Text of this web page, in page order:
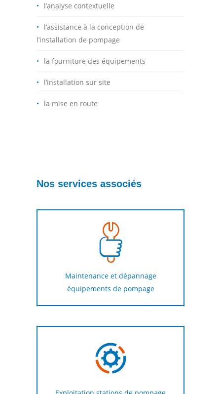
l’analyse contextuelle
l’assistance à la conception de
l’installation de pompage
la fourniture des équipements
l’installation sur site
la mise en route
Nos services associés
Maintenance et dépannage
équipements de pompage